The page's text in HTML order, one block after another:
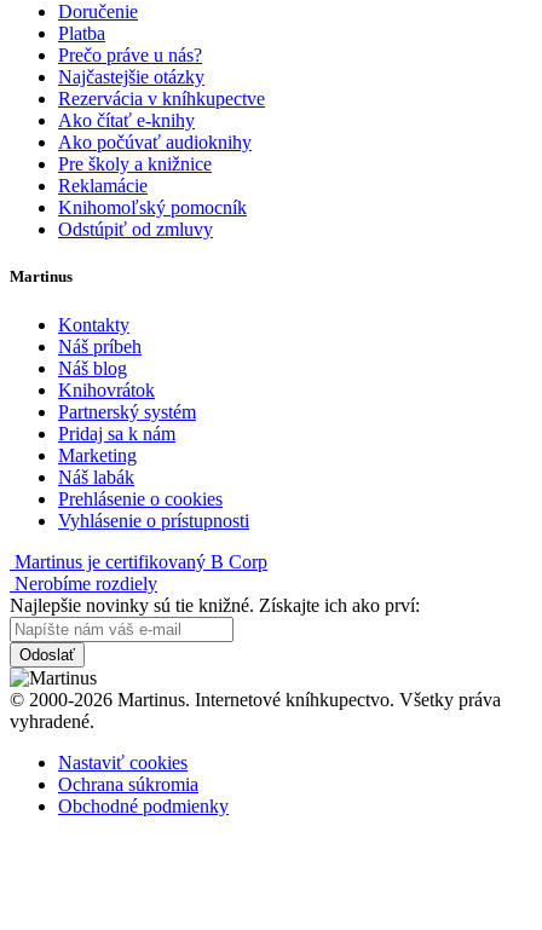
Doručenie
Platba
Prečo práve u nás?
Najčastejšie otázky
Rezervácia v kníhkupectve
Ako čítať e-knihy
Ako počúvať audioknihy
Pre školy a knižnice
Reklamácie
Knihomoľský pomocník
Odstúpiť od zmluvy
Martinus
Kontakty
Náš príbeh
Náš blog
Knihovrátok
Partnerský systém
Pridaj sa k nám
Marketing
Náš labák
Prehlásenie o cookies
Vyhlásenie o prístupnosti
Martinus je certifikovaný B Corp
Nerobíme rozdiely
Najlepšie novinky sú tie knižné. Získajte ich ako prví:
Odoslať
© 2000-2026 Martinus. Internetové kníhkupectvo. Všetky práva
vyhradené.
Nastaviť cookies
Ochrana súkromia
Obchodné podmienky